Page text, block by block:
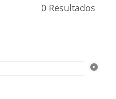
0 Resultados